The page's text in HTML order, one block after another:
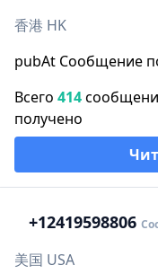
香港 HK
pubAt Сообщение
Всего 414
получено
+12419598806
美国 USA